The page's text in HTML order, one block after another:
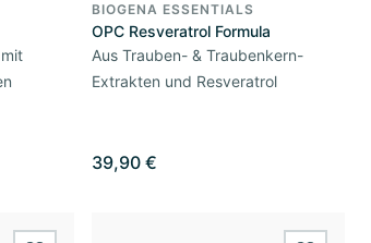
BIOGENA ESSENTIALS
OPC Resveratrol Formula
Aus Trauben- & Traubenkern-
Extrakten und Resveratrol
39,90 €